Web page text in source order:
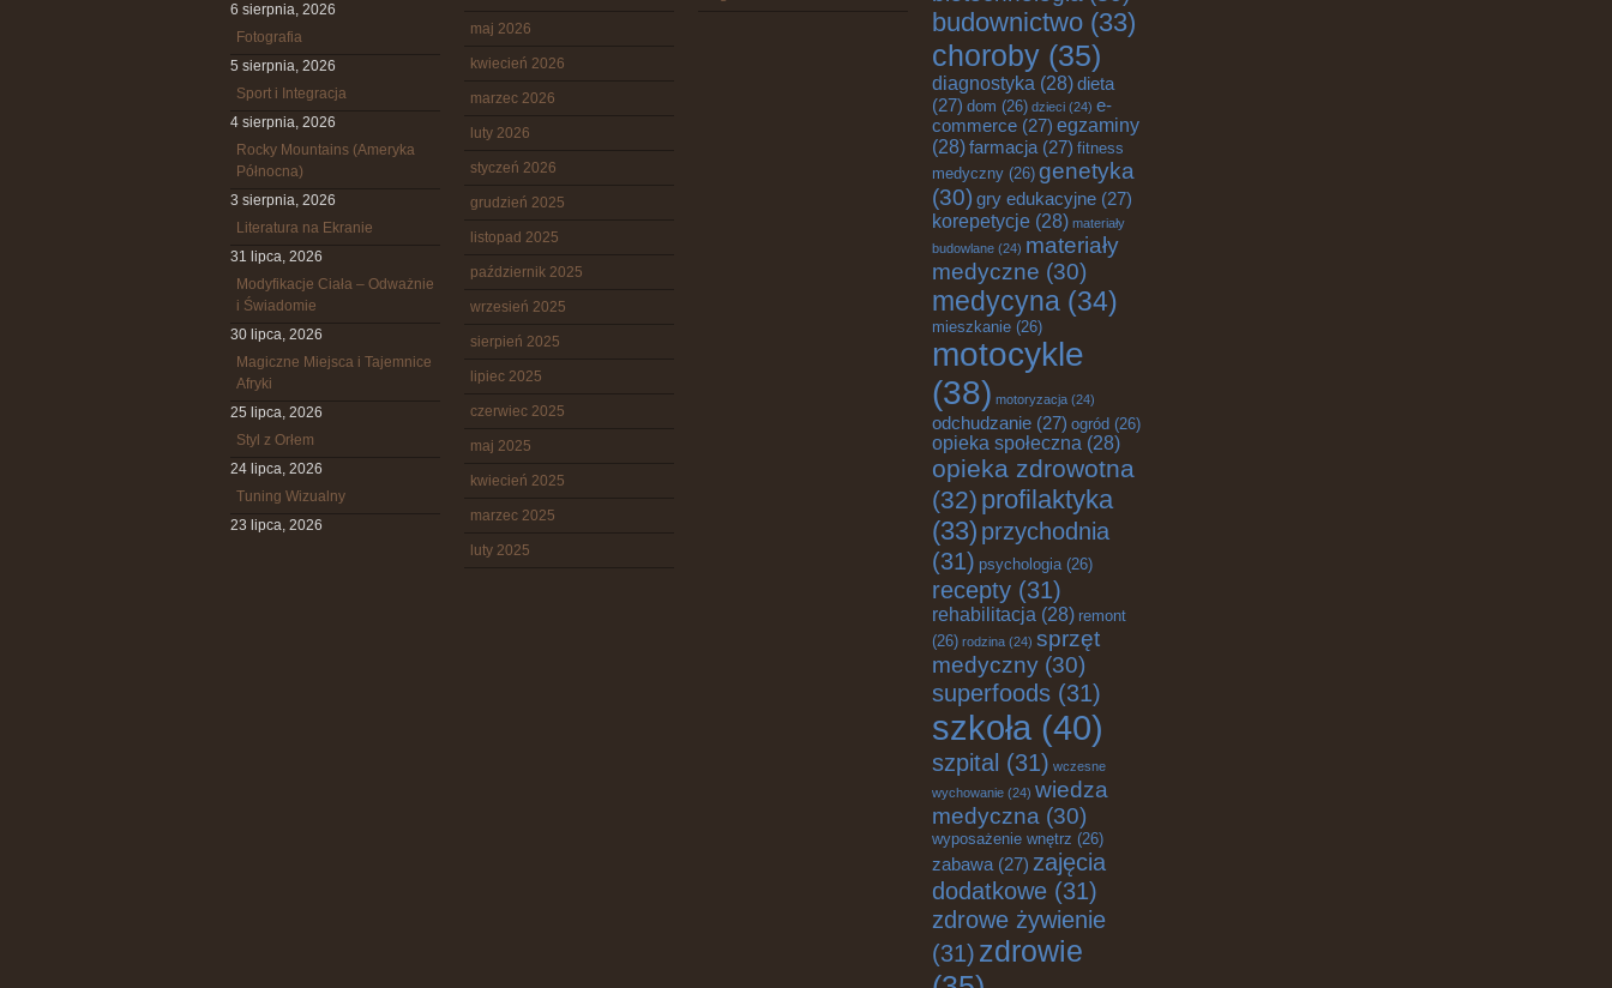
6 sierpnia, 2026
Fotografia
5 sierpnia, 2026
Sport i Integracja
4 sierpnia, 2026
Rocky Mountains (Ameryka
Północna)
3 sierpnia, 2026
Literatura na Ekranie
31 lipca, 2026
Modyfikacje Ciała – Odważnie
i Świadomie
30 lipca, 2026
Magiczne Miejsca i Tajemnice
Afryki
25 lipca, 2026
Styl z Orłem
24 lipca, 2026
Tuning Wizualny
23 lipca, 2026
maj 2026
kwiecień 2026
marzec 2026
luty 2026
styczeń 2026
grudzień 2025
listopad 2025
październik 2025
wrzesień 2025
sierpień 2025
lipiec 2025
czerwiec 2025
maj 2025
kwiecień 2025
marzec 2025
luty 2025
budownictwo (33)
choroby (35)
diagnostyka (28)dieta
(27) dom (26) dzieci (24) e-
commerce (27) egzaminy
(28)farmacja (27) fitness
medyczny (26) genetyka
(30) gry edukacyjne (27)
korepetycje (28) materiały
budowlane (24) materiały
medyczne (30)
medycyna (34)
mieszkanie (26)
motocykle
(38) motoryzacja (24)
odchudzanie (27) ogród (26)
opieka społeczna (28)
opieka zdrowotna
(32) profilaktyka
(33) przychodnia
(31) psychologia(26)
recepty (31)
rehabilitacja (28) remont
(26) rodzina (24) sprzęt
medyczny (30)
superfoods (31)
szkoła (40)
szpital (31) wczesne
wychowanie (24) wiedza
medyczna (30)
wyposażenie wnętrz (26)
zabawa (27) zajęcia
dodatkowe (31)
zdrowe żywienie
(31) zdrowie